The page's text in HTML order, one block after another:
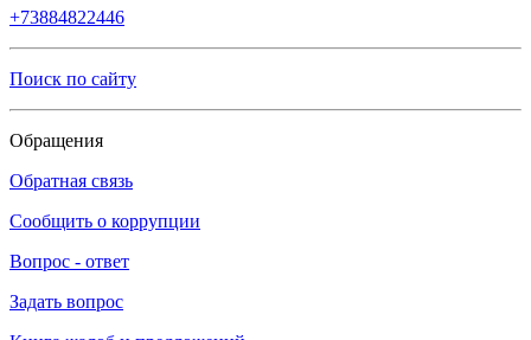
+73884822446
Поиск по сайту
Обращения
Обратная связь
Сообщить о коррупции
Вопрос - ответ
Задать вопрос